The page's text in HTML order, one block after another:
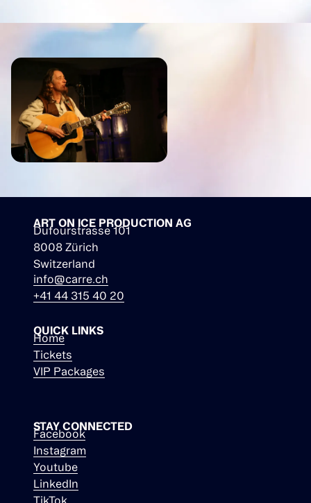
ART ON ICE PRODUCTION AG
Dufourstrasse 101
8008 Zürich
Switzerland
info@carre.ch
+41 44 315 40 20
QUICK LINKS
Home
Tickets
VIP Packages
STAY CONNECTED
Facebook
Instagram
Youtube
LinkedIn
TikTok